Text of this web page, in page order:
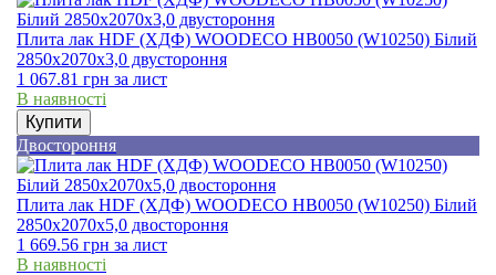
Плита лак HDF (ХДФ) WOODECO HB0050 (W10250) Білий
2850х2070х3,0 двустороння
1 067.81 грн за лист
В наявності
Купити
Двостороння
Плита лак HDF (ХДФ) WOODECO HB0050 (W10250) Білий
2850х2070х5,0 двостороння
1 669.56 грн за лист
В наявності